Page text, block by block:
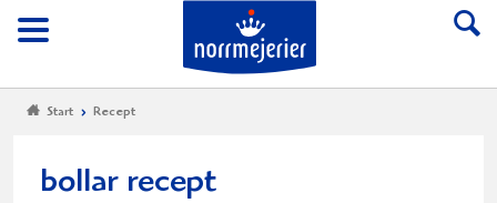
Meny
Till Norrmejerier
Start Recept
bollar recept